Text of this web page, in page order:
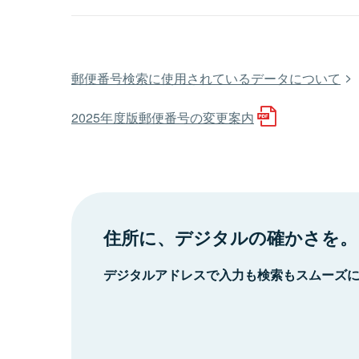
郵便番号検索に使用されているデータについて
2025年度版郵便番号の変更案内
住所に、デジタルの確かさを。
デジタルアドレスで入力も検索もスムーズ